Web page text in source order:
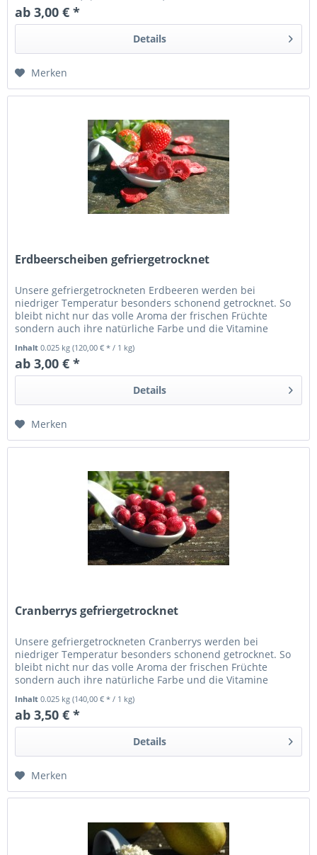
ab 3,00 € *
Details
Merken
Erdbeerscheiben gefriergetrocknet
Unsere gefriergetrockneten Erdbeeren werden bei
niedriger Temperatur besonders schonend getrocknet. So
bleibt nicht nur das volle Aroma der frischen Früchte
sondern auch ihre natürliche Farbe und die Vitamine
Inhalt0.025 kg(120,00 € * / 1 kg)
ab 3,00 € *
Details
Merken
Cranberrys gefriergetrocknet
Unsere gefriergetrockneten Cranberrys werden bei
niedriger Temperatur besonders schonend getrocknet. So
bleibt nicht nur das volle Aroma der frischen Früchte
sondern auch ihre natürliche Farbe und die Vitamine
Inhalt0.025 kg(140,00 € * / 1 kg)
ab 3,50 € *
Details
Merken